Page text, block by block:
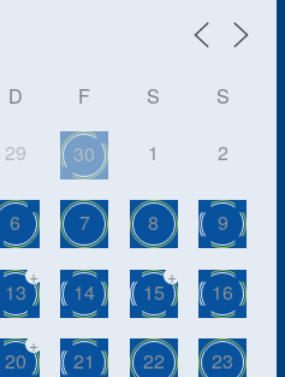
D F S S
29 30 1 2
6 7 8 9
13
+
14 15
+
16
20
+
21 22 23